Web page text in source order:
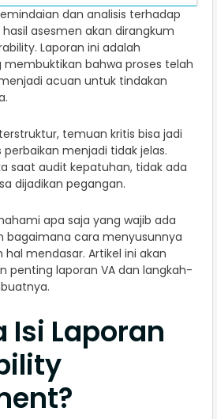
dan analisis terhadap
asesmen akan dirangkum
Laporan ini adalah
bahwa proses telah
acuan untuk tindakan
temuan kritis bisa jadi
menjadi tidak jelas.
saat audit kepatuhan, tidak ada
dijadikan pegangan.
apa saja yang wajib ada
bagaimana cara menyusunnya
mendasar. Artikel ini akan
penting laporan VA dan langkah-
Isi Laporan